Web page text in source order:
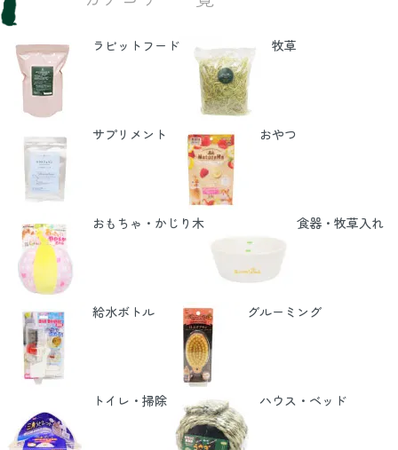
ラビットフード 牧草
サプリメント おやつ
おもちゃ・かじり木 食器・牧草入れ
給水ボトル グルーミング
トイレ・掃除 ハウス・ベッド